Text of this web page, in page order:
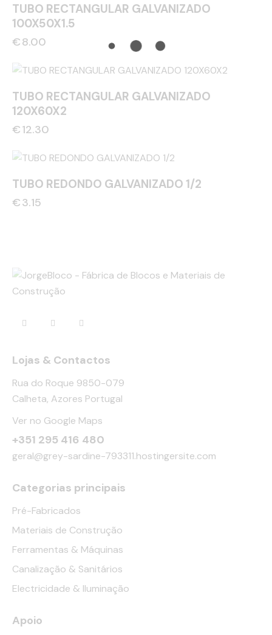
TUBO RECTANGULAR GALVANIZADO
100X50X1.5
€8.00
TUBO RECTANGULAR GALVANIZADO
120X60X2
€12.30
TUBO REDONDO GALVANIZADO 1/2
€3.15
Lojas & Contactos
Rua do Roque 9850-079
Calheta, Azores Portugal
Ver no Google Maps
+351 295 416 480
geral@grey-sardine-793311.hostingersite.com
Categorias principais
Pré-Fabricados
Materiais de Construção
Ferramentas & Máquinas
Canalização & Sanitários
Electricidade & Iluminação
Apoio